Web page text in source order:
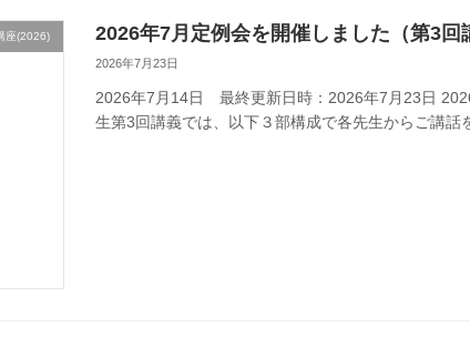
座(2026) 2026年7月定例会を開催しました（第3回
2026年7月23日
2026年7月14日 最終更新日時：2026年7月23日
生第3回講義では、以下３部構成で各先生からご講